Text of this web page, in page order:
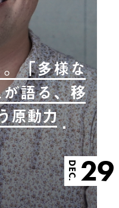
「多様な
語る、移
原動力
DEC. 29